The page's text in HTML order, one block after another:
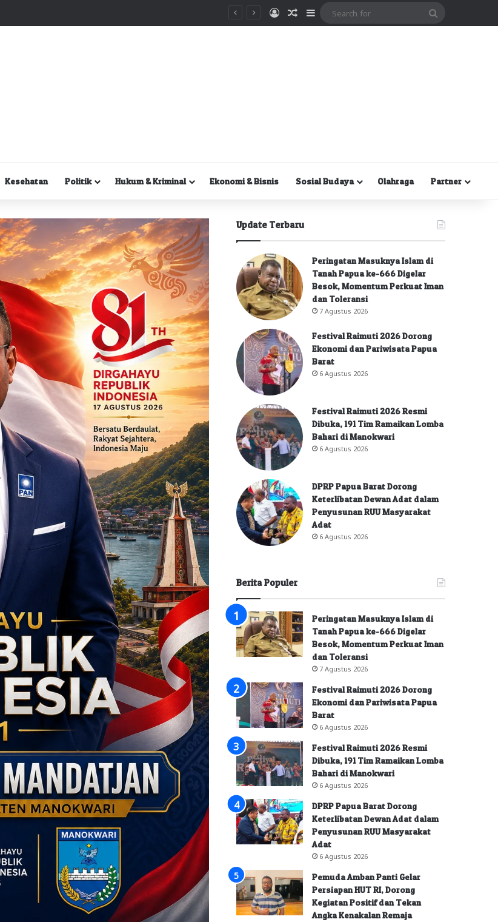
MasukRandom Article
Sidebar
Kesehatan Politik Hukum & Kriminal Ekonomi & Bisnis Sosial Budaya Olahraga Partner
Update Terbaru
Peringatan Masuknya Islam di
Tanah Papua ke-666 Digelar
Besok, Momentum Perkuat Iman
dan Toleransi
7 Agustus 2026
Festival Raimuti 2026 Dorong
Ekonomi dan Pariwisata Papua
Barat
6 Agustus 2026
Festival Raimuti 2026 Resmi
Dibuka, 191 Tim Ramaikan Lomba
Bahari di Manokwari
6 Agustus 2026
DPRP Papua Barat Dorong
Keterlibatan Dewan Adat dalam
Penyusunan RUU Masyarakat
Adat
6 Agustus 2026
Berita Populer
Peringatan Masuknya Islam di
Tanah Papua ke-666 Digelar
Besok, Momentum Perkuat Iman
dan Toleransi
7 Agustus 2026
Festival Raimuti 2026 Dorong
Ekonomi dan Pariwisata Papua
Barat
6 Agustus 2026
Festival Raimuti 2026 Resmi
Dibuka, 191 Tim Ramaikan Lomba
Bahari di Manokwari
6 Agustus 2026
DPRP Papua Barat Dorong
Keterlibatan Dewan Adat dalam
Penyusunan RUU Masyarakat
Adat
6 Agustus 2026
Pemuda Amban Panti Gelar
Persiapan HUT RI, Dorong
Kegiatan Positif dan Tekan
Angka Kenakalan Remaja